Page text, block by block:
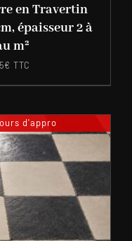
en Travertin
épaisseur 2 à
m²
€ TTC
d'appro